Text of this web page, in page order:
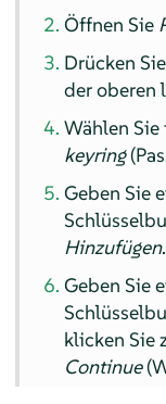
Öffnen Sie
Drücken
der oberen
Wählen
keyring
Geben Sie
Hinzufügen.
Geben Sie
klicken Sie
Continue